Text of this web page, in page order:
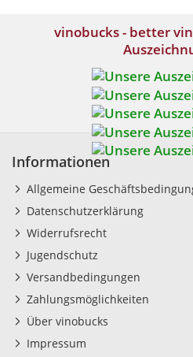
vinobucks - better
Informationen
Allgemeine
Datenschutzerklärung
Widerrufsrecht
Jugendschutz
Versandbedingungen
Zahlungsmöglichkeiten
Über vinobucks
Impressum